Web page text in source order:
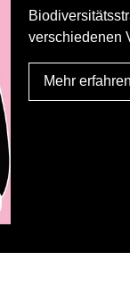
verschiedenen
Mehr erfahren